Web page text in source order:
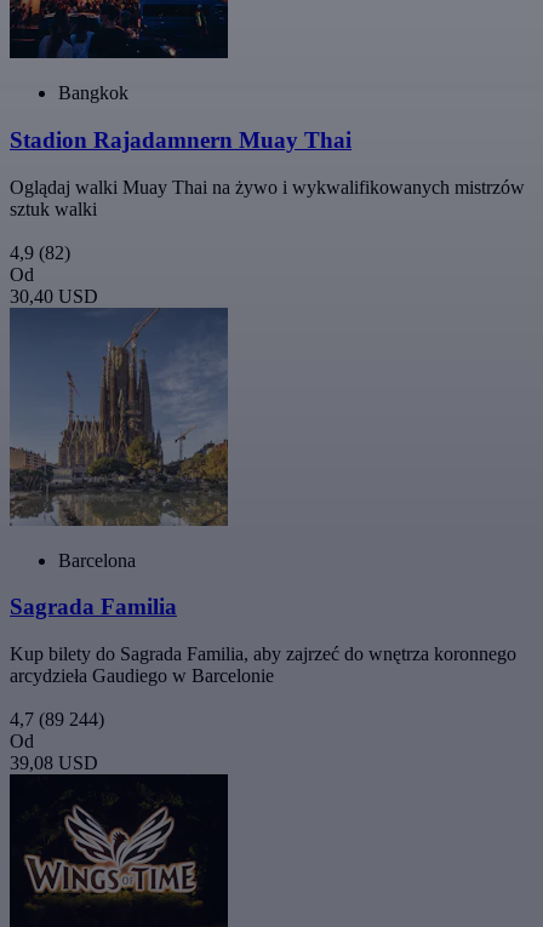
Bangkok
Stadion Rajadamnern Muay Thai
Oglądaj walki Muay Thai na żywo i wykwalifikowanych mistrzów
sztuk walki
4,9 (82)
Od
30,40 USD
Barcelona
Sagrada Familia
Kup bilety do Sagrada Familia, aby zajrzeć do wnętrza koronnego
arcydzieła Gaudiego w Barcelonie
4,7 (89 244)
Od
39,08 USD